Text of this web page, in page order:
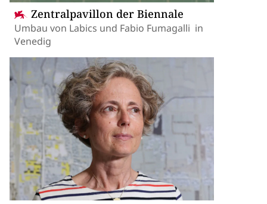
Zentralpavillon der Biennale
Umbau von Labics und Fabio Fumagalli in
Venedig